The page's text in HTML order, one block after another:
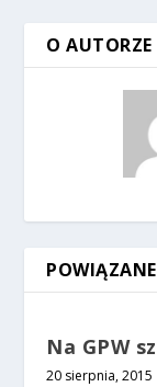
O AUTORZE
Na GPW
20 sierpnia, 2015